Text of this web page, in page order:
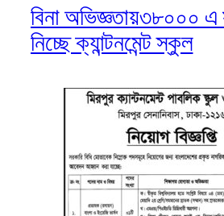
বিনা অভিজ্ঞতায়৩৮০০০ এ
নিচ্ছে ক্যান্টনমেন্ট স্কুল